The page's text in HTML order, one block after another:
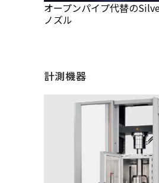
オープンパイプ代替の
ノズル
計測機器